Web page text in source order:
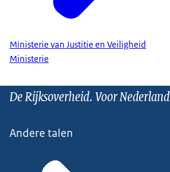
Ministerie van Justitie en Veiligheid
Ministerie
De Rijksoverheid. Voor Nederland
Andere talen